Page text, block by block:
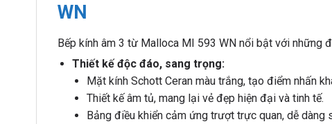
WN
Bếp kính âm 3 từ Malloca MI 593 WN nổi bật với những
Thiết kế độc đáo, sang trọng:
Mặt kính Schott Ceran màu trắng, tạo điểm nhấn
Thiết kế âm tủ, mang lại vẻ đẹp hiện đại và tinh tế.
Bảng điều khiển cảm ứng trượt trực quan, dễ dàng